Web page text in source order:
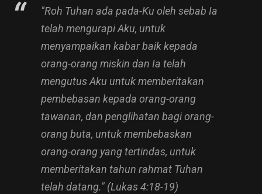
"Roh Tuhan ada pada-Ku oleh sebab Ia
telah mengurapi Aku, untuk
menyampaikan kabar baik kepada
orang-orang miskin dan Ia telah
mengutus Aku untuk memberitakan
pembebasan kepada orang-orang
tawanan, dan penglihatan bagi orang-
orang buta, untuk membebaskan
orang-orang yang tertindas, untuk
memberitakan tahun rahmat Tuhan
telah datang." (Lukas 4:18-19)